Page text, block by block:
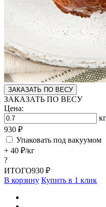
ЗАКАЗАТЬ ПО ВЕСУ
ЗАКАЗАТЬ ПО ВЕСУ
Цена:
кг
930 ₽
Упаковать под вакуумом
+ 40 ₽/кг
?
ИТОГО930 ₽
В корзину Купить в 1 клик